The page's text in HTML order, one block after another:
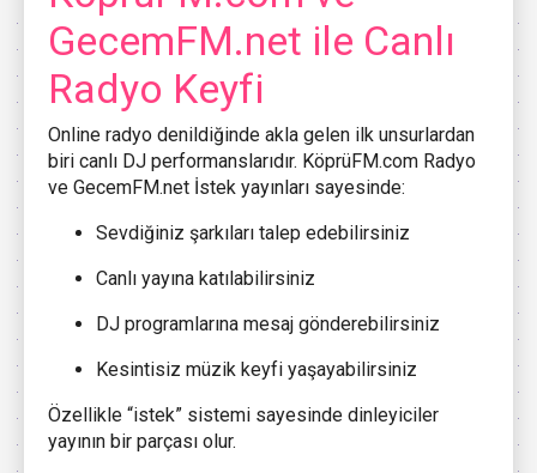
GecemFM.net ile Canlı
Radyo Keyfi
Online radyo denildiğinde akla gelen ilk unsurlardan
biri canlı DJ performanslarıdır. KöprüFM.com Radyo
ve GecemFM.net İstek yayınları sayesinde:
Sevdiğiniz şarkıları talep edebilirsiniz
Canlı yayına katılabilirsiniz
DJ programlarına mesaj gönderebilirsiniz
Kesintisiz müzik keyfi yaşayabilirsiniz
Özellikle “istek” sistemi sayesinde dinleyiciler
yayının bir parçası olur.